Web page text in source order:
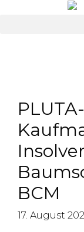
BCM
17. August